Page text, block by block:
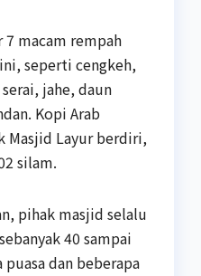
7 macam rempah
seperti cengkeh,
jahe, daun
Kopi Arab
Masjid Layur berdiri,
silam.
pihak masjid selalu
40 sampai
dan beberapa